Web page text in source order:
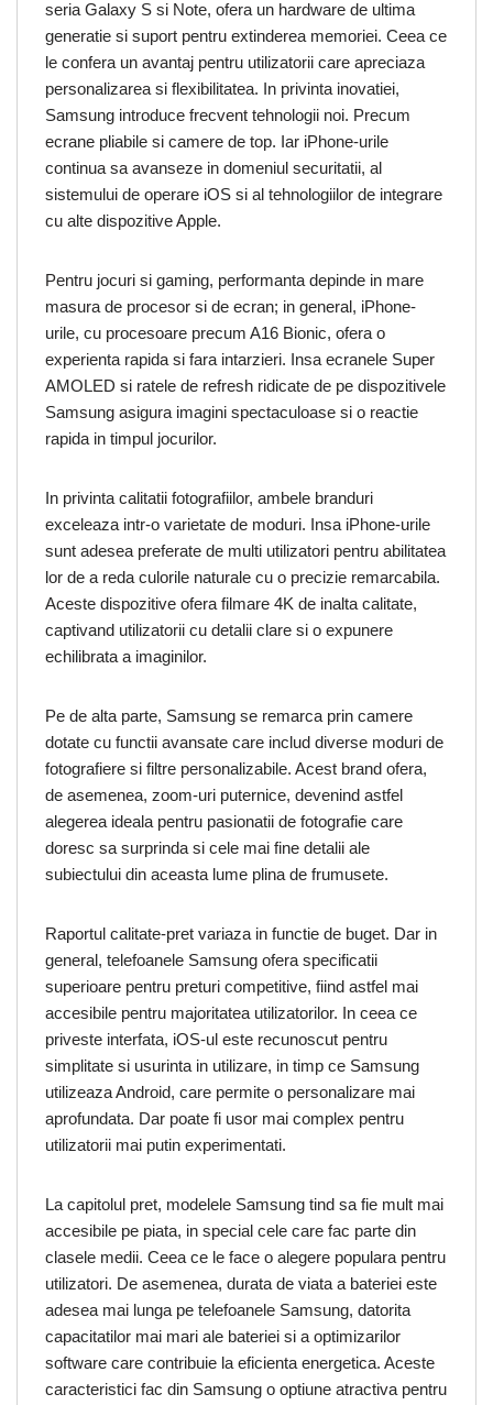
seria Galaxy S si Note, ofera un hardware de ultima
generatie si suport pentru extinderea memoriei. Ceea ce
le confera un avantaj pentru utilizatorii care apreciaza
personalizarea si flexibilitatea. In privinta inovatiei,
Samsung introduce frecvent tehnologii noi. Precum
ecrane pliabile si camere de top. Iar iPhone-urile
continua sa avanseze in domeniul securitatii, al
sistemului de operare iOS si al tehnologiilor de integrare
cu alte dispozitive Apple.
Pentru jocuri si gaming, performanta depinde in mare
masura de procesor si de ecran; in general, iPhone-
urile, cu procesoare precum A16 Bionic, ofera o
experienta rapida si fara intarzieri. Insa ecranele Super
AMOLED si ratele de refresh ridicate de pe dispozitivele
Samsung asigura imagini spectaculoase si o reactie
rapida in timpul jocurilor.
In privinta calitatii fotografiilor, ambele branduri
exceleaza intr-o varietate de moduri. Insa iPhone-urile
sunt adesea preferate de multi utilizatori pentru abilitatea
lor de a reda culorile naturale cu o precizie remarcabila.
Aceste dispozitive ofera filmare 4K de inalta calitate,
captivand utilizatorii cu detalii clare si o expunere
echilibrata a imaginilor.
Pe de alta parte, Samsung se remarca prin camere
dotate cu functii avansate care includ diverse moduri de
fotografiere si filtre personalizabile. Acest brand ofera,
de asemenea, zoom-uri puternice, devenind astfel
alegerea ideala pentru pasionatii de fotografie care
doresc sa surprinda si cele mai fine detalii ale
subiectului din aceasta lume plina de frumusete.
Raportul calitate-pret variaza in functie de buget. Dar in
general, telefoanele Samsung ofera specificatii
superioare pentru preturi competitive, fiind astfel mai
accesibile pentru majoritatea utilizatorilor. In ceea ce
priveste interfata, iOS-ul este recunoscut pentru
simplitate si usurinta in utilizare, in timp ce Samsung
utilizeaza Android, care permite o personalizare mai
aprofundata. Dar poate fi usor mai complex pentru
utilizatorii mai putin experimentati.
La capitolul pret, modelele Samsung tind sa fie mult mai
accesibile pe piata, in special cele care fac parte din
clasele medii. Ceea ce le face o alegere populara pentru
utilizatori. De asemenea, durata de viata a bateriei este
adesea mai lunga pe telefoanele Samsung, datorita
capacitatilor mai mari ale bateriei si a optimizarilor
software care contribuie la eficienta energetica. Aceste
caracteristici fac din Samsung o optiune atractiva pentru